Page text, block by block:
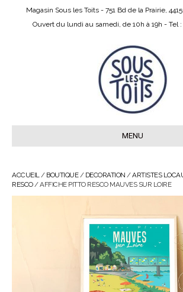
Magasin Sous les Toits - 751 Bd de la Prairie,
Ouvert du lundi au samedi, de 10h à 19h - Tel :
MENU
ACCUEIL/ BOUTIQUE/ DECORATION /ARTISTES
RESCO/ AFFICHE PITTO RESCO MAUVES SUR LOIRE